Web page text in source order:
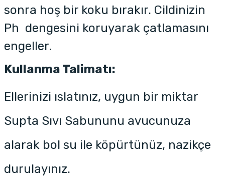
sonra hoş bir koku bırakır. Cildinizin
Ph dengesini koruyarak çatlamasını
engeller.
Kullanma Talimatı:
Ellerinizi ıslatınız, uygun bir miktar
Supta Sıvı Sabununu avucunuza
alarak bol su ile köpürtünüz, nazikçe
durulayınız.